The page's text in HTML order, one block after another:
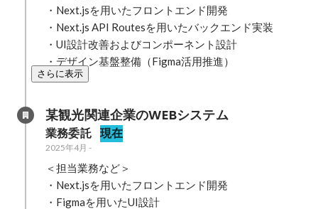
・Next.jsを用いたフロントエンド開発
・Next.js API Routesを用いたバックエンド実装
・UI設計改善およびコンポーネント設計
・デザイン基盤整備（Figma活用推進）
さらに表示
某観光関連企業のWEBシステム
業務委託 現在
2025年4月 -
＜担当業務など＞
・Next.jsを用いたフロントエンド開発
・Figmaを用いたUI設計